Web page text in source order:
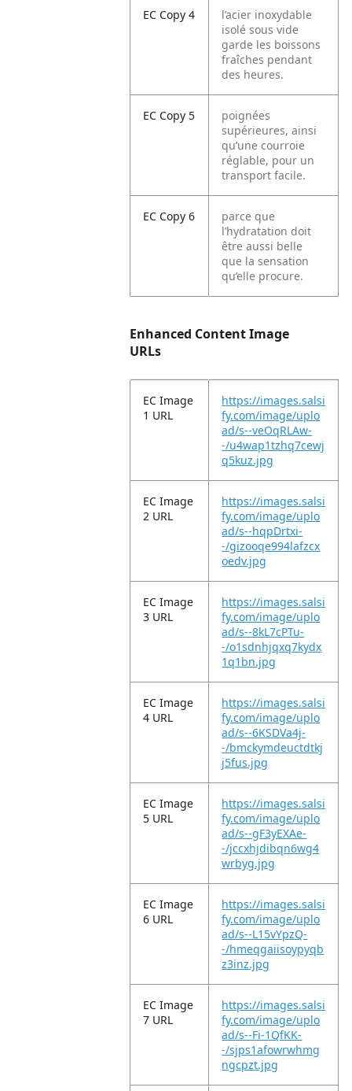
EC Copy 4
l’acier inoxydable
isolé sous vide
garde les boissons
fraîches pendant
des heures.
EC Copy 5
poignées
supérieures, ainsi
qu’une courroie
réglable, pour un
transport facile.
EC Copy 6
parce que
l’hydratation doit
être aussi belle
que la sensation
qu’elle procure.
Enhanced Content Image
URLs
EC Image
1 URL
https://images.salsi
fy.com/image/uplo
ad/s--veOqRLAw-
-/u4wap1tzhq7cewj
q5kuz.jpg
EC Image
2 URL
https://images.salsi
fy.com/image/uplo
ad/s--hqpDrtxi-
-/gizooqe994lafzcx
oedv.jpg
EC Image
3 URL
https://images.salsi
fy.com/image/uplo
ad/s--8kL7cPTu-
-/o1sdnhjqxq7kydx
1q1bn.jpg
EC Image
4 URL
https://images.salsi
fy.com/image/uplo
ad/s--6KSDVa4j-
-/bmckymdeuctdtkj
j5fus.jpg
EC Image
5 URL
https://images.salsi
fy.com/image/uplo
ad/s--gF3yEXAe-
-/jccxhjdibqn6wg4
wrbyg.jpg
EC Image
6 URL
https://images.salsi
fy.com/image/uplo
ad/s--L15vYpzQ-
-/hmeqgaiisoypyqb
z3inz.jpg
EC Image
7 URL
https://images.salsi
fy.com/image/uplo
ad/s--Fi-1QfKK-
-/sjps1afowrwhmg
ngcpzt.jpg